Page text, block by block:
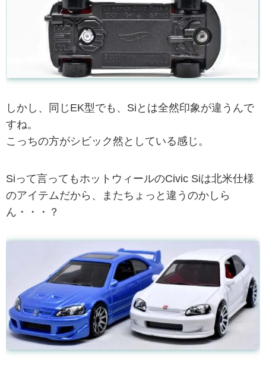
しかし、同じEK型でも、Siとは全然印象が違うんで
すね。
こっちの方がシビック然としている感じ。
Siって言ってもホットウィールのCivic Siは北米仕様
のアイテムだから、またちょっと違うのかしら
ん・・・？